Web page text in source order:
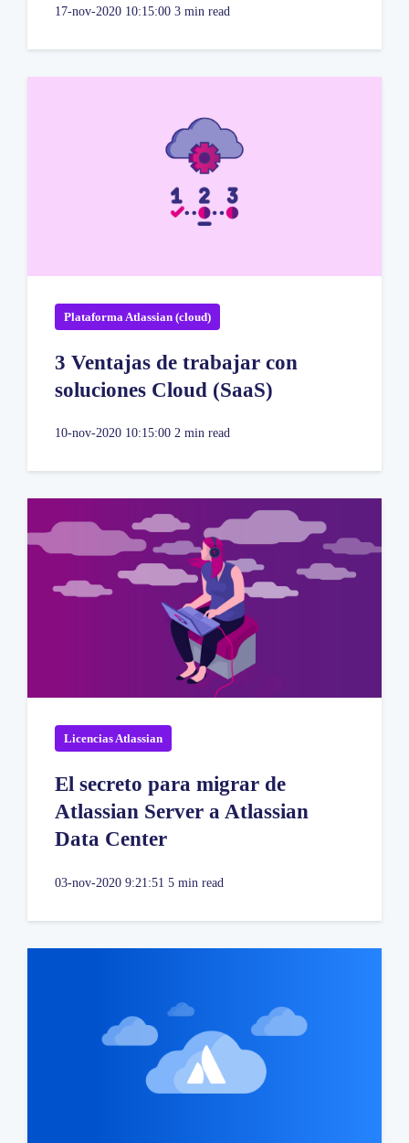
17-nov-2020 10:15:00 3 min read
Plataforma Atlassian (cloud)
3 Ventajas de trabajar con
soluciones Cloud (SaaS)
10-nov-2020 10:15:00 2 min read
Licencias Atlassian
El secreto para migrar de
Atlassian Server a Atlassian
Data Center
03-nov-2020 9:21:51 5 min read